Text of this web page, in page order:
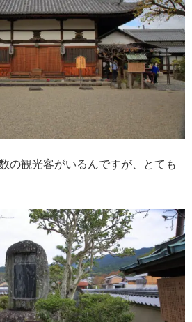
の観光客がいるんですが、とても